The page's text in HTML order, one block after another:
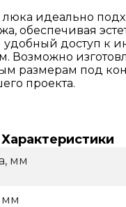
идеально
обеспечивая
доступ к
Возможно
размерам под
проекта.
Характеристики
мм
мм